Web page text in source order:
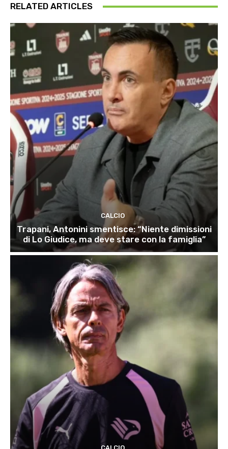
RELATED ARTICLES
CALCIO
Trapani, Antonini smentisce: “Niente dimissioni
di Lo Giudice, ma deve stare con la famiglia”